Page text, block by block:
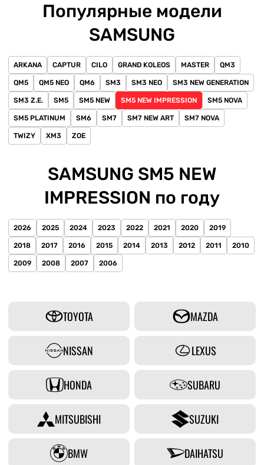
Популярные модели
SAMSUNG
ARKANA CAPTUR CILO GRAND KOLEOS MASTER QM3
QM5 QM5 NEO QM6 SM3 SM3 NEO SM3 NEW GENERATION
SM3 Z.E. SM5 SM5 NEW SM5 NEW IMPRESSION SM5 NOVA
SM5 PLATINUM SM6 SM7 SM7 NEW ART SM7 NOVA
TWIZY XM3 ZOE
SAMSUNG SM5 NEW
IMPRESSION по году
2026 2025 2024 2023 2022 2021 2020 2019
2018 2017 2016 2015 2014 2013 2012 2011 2010
2009 2008 2007 2006
TOYOTA MAZDA
NISSAN LEXUS
HONDA SUBARU
MITSUBISHI SUZUKI
BMW DAIHATSU